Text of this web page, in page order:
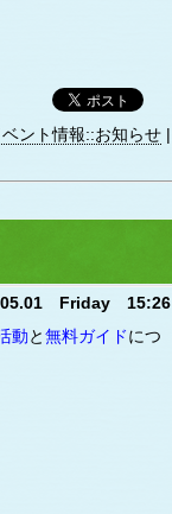
ント情報::お知らせ |
Friday 15:26
動と無料ガイドにつ